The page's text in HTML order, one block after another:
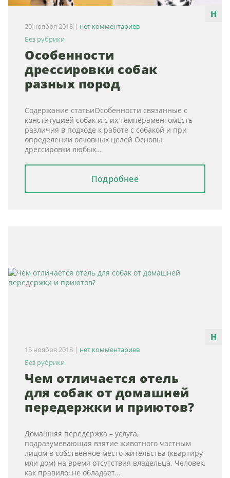
20 ноября 2018 | нет комментариев
Без рубрики
Особенности
дрессировки собак
разных пород
Содержание статьиОсобенности связанные с
конституцией собак и с их темпераментомЕсть
различия в подходе к работе с собакой и при
определении основных целей Основы
дрессировки любых…
Подробнее
15 ноября 2018 | нет комментариев
Без рубрики
Чем отличается отель
для собак от домашней
передержки и приютов?
Домашняя передержка – услуга,
подразумевающая взятие животного частным
лицом в собственное место жительства (квартиру
или дом) на время отсутствия владельца. Человек,
как правило, не обладает…